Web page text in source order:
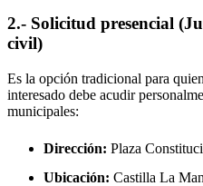
2.- Solicitud presencial
civil)
Es la opción tradicional para
interesado debe acudir
municipales:
Dirección: Plaza
Ubicación: Castilla La